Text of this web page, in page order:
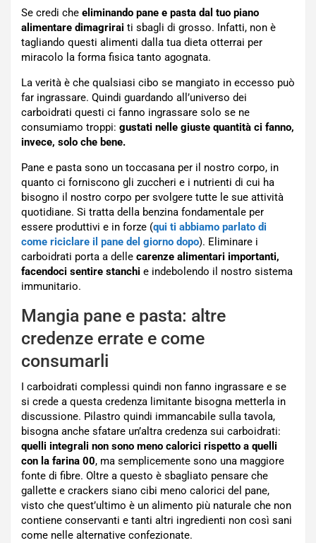
Se credi che eliminando pane e pasta dal tuo piano
alimentare dimagrirai ti sbagli di grosso. Infatti, non è
tagliando questi alimenti dalla tua dieta otterrai per
miracolo la forma fisica tanto agognata.
La verità è che qualsiasi cibo se mangiato in eccesso può
far ingrassare. Quindi guardando all’universo dei
carboidrati questi ci fanno ingrassare solo se ne
consumiamo troppi: gustati nelle giuste quantità ci fanno,
invece, solo che bene.
Pane e pasta sono un toccasana per il nostro corpo, in
quanto ci forniscono gli zuccheri e i nutrienti di cui ha
bisogno il nostro corpo per svolgere tutte le sue attività
quotidiane. Si tratta della benzina fondamentale per
essere produttivi e in forze (qui ti abbiamo parlato di
come riciclare il pane del giorno dopo). Eliminare i
carboidrati porta a delle carenze alimentari importanti,
facendoci sentire stanchi e indebolendo il nostro sistema
immunitario.
Mangia pane e pasta: altre
credenze errate e come
consumarli
I carboidrati complessi quindi non fanno ingrassare e se
si crede a questa credenza limitante bisogna metterla in
discussione. Pilastro quindi immancabile sulla tavola,
bisogna anche sfatare un’altra credenza sui carboidrati:
quelli integrali non sono meno calorici rispetto a quelli
con la farina 00, ma semplicemente sono una maggiore
fonte di fibre. Oltre a questo è sbagliato pensare che
gallette e crackers siano cibi meno calorici del pane,
visto che quest’ultimo è un alimento più naturale che non
contiene conservanti e tanti altri ingredienti non così sani
come nelle alternative confezionate.